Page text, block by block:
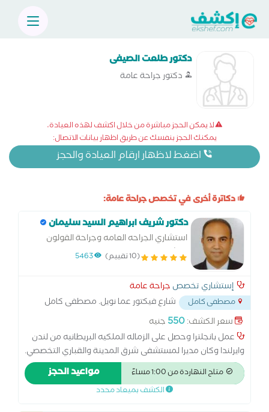
دكتور طلعت الصيفى
دكتور جراحة عامة
لا يمكن الحجز مباشرة من خلال اكشف لهذه العيادة،
يمكنك الحجز بنفسك عن طريق اظهار بيانات الاتصال:
اضغط لاظهار ارقام العيادة والحجز
دكاترة أخرى في تخصص جراحة عامة:
دكتور شريف ابراهيم السيد سليمان
استشاري الجراحه العامه وجراحة القولون
والشرج وجراحة المناظير
(10 تقييم) 5463
إستشاري تخصص جراحة عامة
مصطفى كامل
شارع فيكتور عما نويل. مصطفى كامل
سعر الكشف:550 جنيه
عمل بانجلترا وحصل على الزماله الملكيه البريطانيه من لندن
وايرلندا وكان مديرا لمستشفى شرق المدينة والقباري التخصصي.
خبره 36 عاما
متاح النهاردة من 1:00 مساءً مواعيد الحجز
الكشف بميعاد محدد